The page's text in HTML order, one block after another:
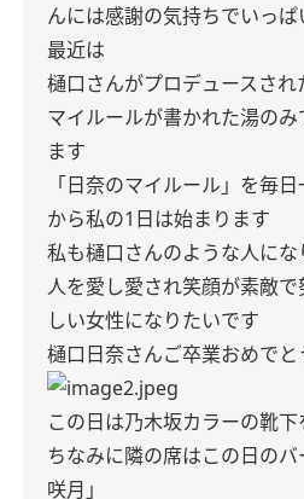
んには感謝の気持ちでいっぱ
最近は
樋口さんがプロデュースされ
マイルールが書かれた湯の
ます
「日奈のマイルール」を毎
から私の1日は始まります
私も樋口さんのような人にな
人を愛し愛され笑顔が素敵
しい女性になりたいです
樋口日奈さんご卒業おめでと
この日は乃木坂カラーの靴
ちなみに隣の席はこの日の
咲月」